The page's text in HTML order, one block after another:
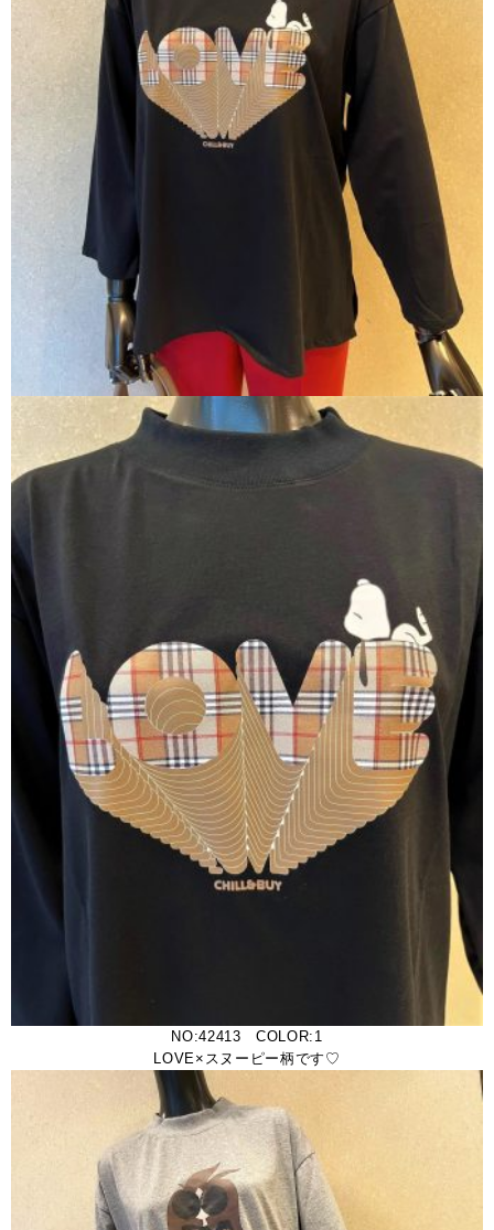
NO:42413 COLOR:1
LOVE×スヌーピー柄です♡